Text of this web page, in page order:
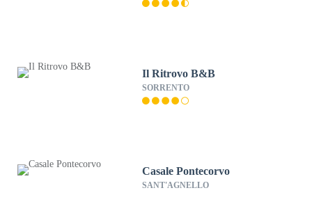
Il Ritrovo B&B
SORRENTO
Casale Pontecorvo
SANT'AGNELLO